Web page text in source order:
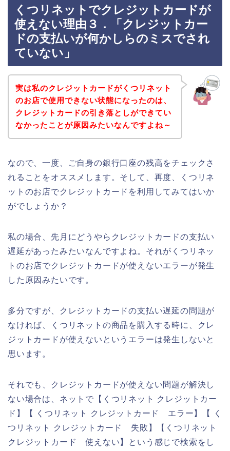
くつリネットでクレジットカードが
使えない理由３．「クレジットカー
ドの支払いが何かしらのミスでされ
ていない」
実は私のクレジットカードがくつリネット
のお店で使用できない状態になったのは、
クレジットカードの引き落としができてい
なかったことが原因みたいなんですよね～
なので、一度、ご自身の銀行口座の残高をチェックさ
れることをオススメします。そして、再度、くつリネ
ットのお店でクレジットカードを利用してみてはいか
がでしょうか？
私の場合、先月にどうやらクレジットカードの支払い
遅延があったみたいなんですよね。それがくつリネッ
トのお店でクレジットカードが使えないエラーが発生
した原因みたいです。
多分ですが、クレジットカードの支払い遅延の問題が
なければ、くつリネットの商品を購入する時に、クレ
ジットカードが使えないというエラーは発生しないと
思います。
それでも、クレジットカードが使えない問題が解決し
ない場合は、ネットで【くつリネット クレジットカー
ド】【 くつリネット クレジットカード エラー】【 く
つリネット クレジットカード 失敗】【くつリネット
クレジットカード 使えない】という感じで検索をし